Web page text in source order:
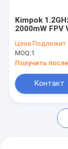
Kimpok
2000mW FPV
8
каналами для
дальних
Цена:Подлежит
MOQ:1
Получить
Контакт